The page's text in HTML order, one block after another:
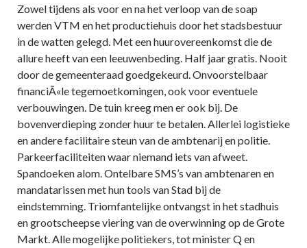
Zowel tijdens als voor en na het verloop van de soap
werden VTM en het productiehuis door het stadsbestuur
in de watten gelegd. Met een huurovereenkomst die de
allure heeft van een leeuwenbeding. Half jaar gratis. Nooit
door de gemeenteraad goedgekeurd. Onvoorstelbaar
financiÃ«le tegemoetkomingen, ook voor eventuele
verbouwingen. De tuin kreeg men er ook bij. De
bovenverdieping zonder huur te betalen. Allerlei logistieke
en andere facilitaire steun van de ambtenarij en politie.
Parkeerfaciliteiten waar niemand iets van afweet.
Spandoeken alom. Ontelbare SMS’s van ambtenaren en
mandatarissen met hun tools van Stad bij de
eindstemming. Triomfantelijke ontvangst in het stadhuis
en grootscheepse viering van de overwinning op de Grote
Markt. Alle mogelijke politiekers, tot minister Q en